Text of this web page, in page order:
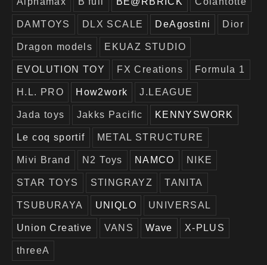
DAMTOYS DLX SCALE DeAgostini Dior
Dragon models EKUAZ STUDIO
EVOLUTION TOY FX Creations Formula 1
H.L. PRO How2work J.LEAGUE
Jada toys Jakks Pacific KENNYSWORK
Le coq sportif METAL STRUCTURE
Mivi Brand N2 Toys NAMCO NIKE
STAR TOYS STINGRAYZ TANITA
TSUBURAYA UNIQLO UNIVERSAL
Union Creative VANS Wave X-PLUS
threeA